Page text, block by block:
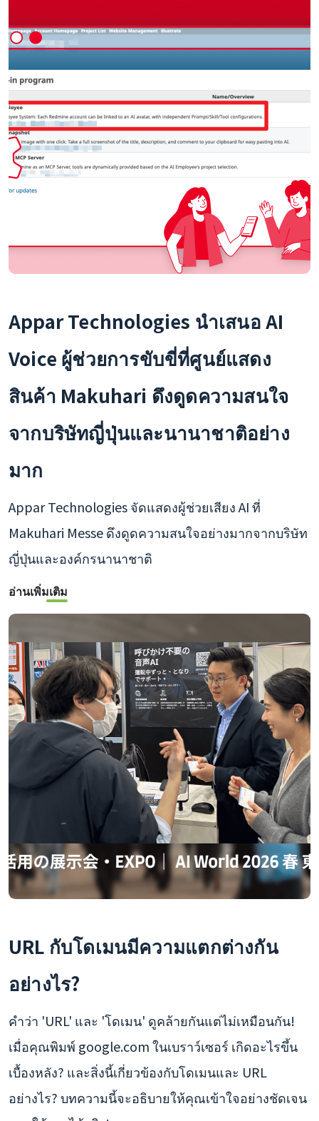
Appar Technologies นำเสนอ AI
Voice ผู้ช่วยการขับขี่ที่ศูนย์แสดง
สินค้า Makuhari ดึงดูดความสนใจ
จากบริษัทญี่ปุ่นและนานาชาติอย่าง
มาก
Appar Technologies จัดแสดงผู้ช่วยเสียง AI ที่
Makuhari Messe ดึงดูดความสนใจอย่างมากจากบริษัท
ญี่ปุ่นและองค์กรนานาชาติ
อ่านเพิ่มเติม
URL กับโดเมนมีความแตกต่างกัน
อย่างไร?
คำว่า 'URL' และ 'โดเมน' ดูคล้ายกันแต่ไม่เหมือนกัน!
เมื่อคุณพิมพ์ google.com ในเบราว์เซอร์ เกิดอะไรขึ้น
เบื้องหลัง? และสิ่งนี้เกี่ยวข้องกับโดเมนและ URL
อย่างไร? บทความนี้จะอธิบายให้คุณเข้าใจอย่างชัดเจน